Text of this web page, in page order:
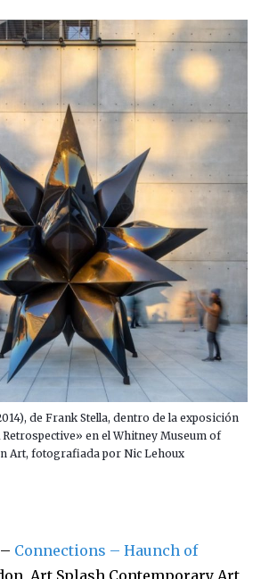
de Frank Stella, dentro de la exposición
Retrospective» en el Whitney Museum of
Art, fotografiada por Nic Lehoux
Connections – Haunch of
Art Splash Contemporary Art